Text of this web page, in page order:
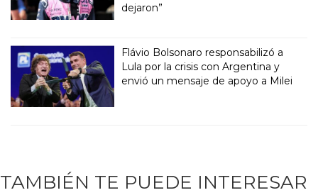
dejaron”
Flávio Bolsonaro responsabilizó a
Lula por la crisis con Argentina y
envió un mensaje de apoyo a Milei
TAMBIÉN TE PUEDE INTERESAR